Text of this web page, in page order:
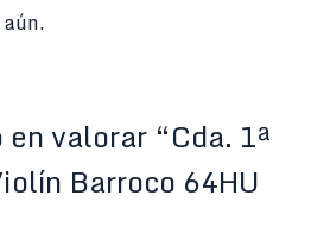
valorar “Cda. 1ª
Barroco 64HU